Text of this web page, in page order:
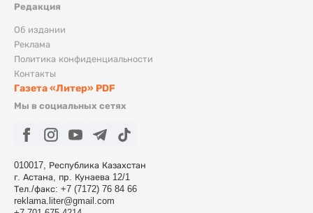
Редакция
Об издании
Реклама
Политика конфиденциальности
Контакты
Газета «Литер» PDF
Мы в социальных сетях
010017, Республика Казахстан
г. Астана, пр. Кунаева 12/1
Тел./факс: +7 (7172) 76 84 66
reklama.liter@gmail.com